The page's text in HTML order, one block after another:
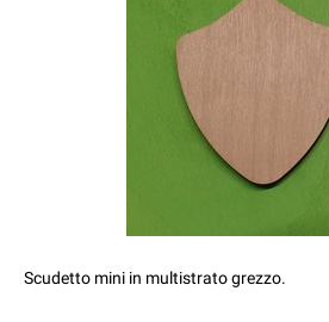
Scudetto mini in multistrato grezzo.